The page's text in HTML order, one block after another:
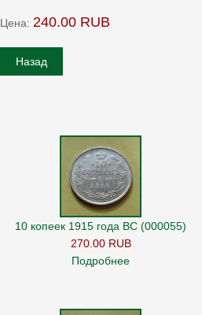
Цена: 240.00 RUB
10 копеек 1915 года ВС (000055)
270.00 RUB
Подробнее